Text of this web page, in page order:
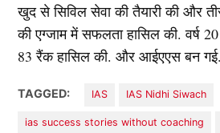
खुद से सिविल सेवा की तैयारी की और
की एग्जाम में सफलता हासिल की. वर्ष
83 रैंक हासिल की. और आईएएस बन गई.
TAGGED: IAS IAS Nidhi Siwach
ias success stories without coaching